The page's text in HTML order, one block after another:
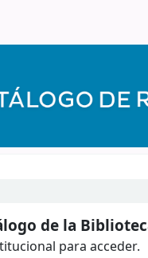
de la
para acceder.